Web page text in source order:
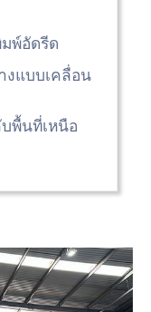
พ์อัดรีด
งแบบเคลื่อน
พื้นที่เหนือ